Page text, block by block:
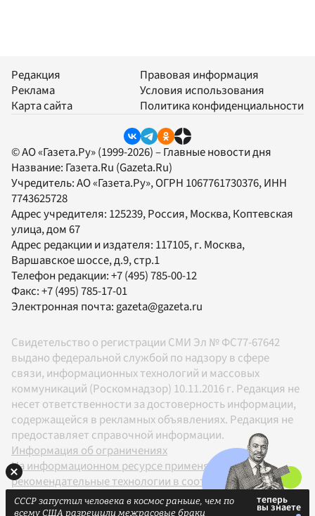
Редакция
Реклама
Карта сайта
Правовая информация
Условия использования
Политика конфиденциальности
© АО «Газета.Ру» (1999-2026) – Главные новости дня
Название: Газета.Ru (Gazeta.Ru)
Учредитель:АО «Газета.Ру», ОГРН 1067761730376, ИНН
7743625728
Адрес учредителя: 125239, Россия, Москва, Коптевская
улица, дом 67
Адрес редакции и издателя: 117105, г. Москва,
Варшавское шоссе, д.9, стр.1
Телефон редакции:+7 (495) 785-00-12
Факс:+7 (495) 785-17-01
Электронная почта:gazeta@gazeta.ru
Свидетельство о регистрации СМИ Эл № ФС77-67642
выдано федеральной службой по надзору в сфере
связи, информационных технологий и массовых
коммуникаций (Роскомнадзор) 10.11.2016 г. Редакция не
несет ответственности за достоверность информации,
содержащейся в рекламных объявлениях. Редакция не
предоставляет справочной информации.
Информация об ограничениях
На информационном ресурсе применяются
рекомендательные технологии в соответствии с
Правилами
18+
СССР запустил человека в космос раньше, чем по
всему США разрешили межрасовые браки